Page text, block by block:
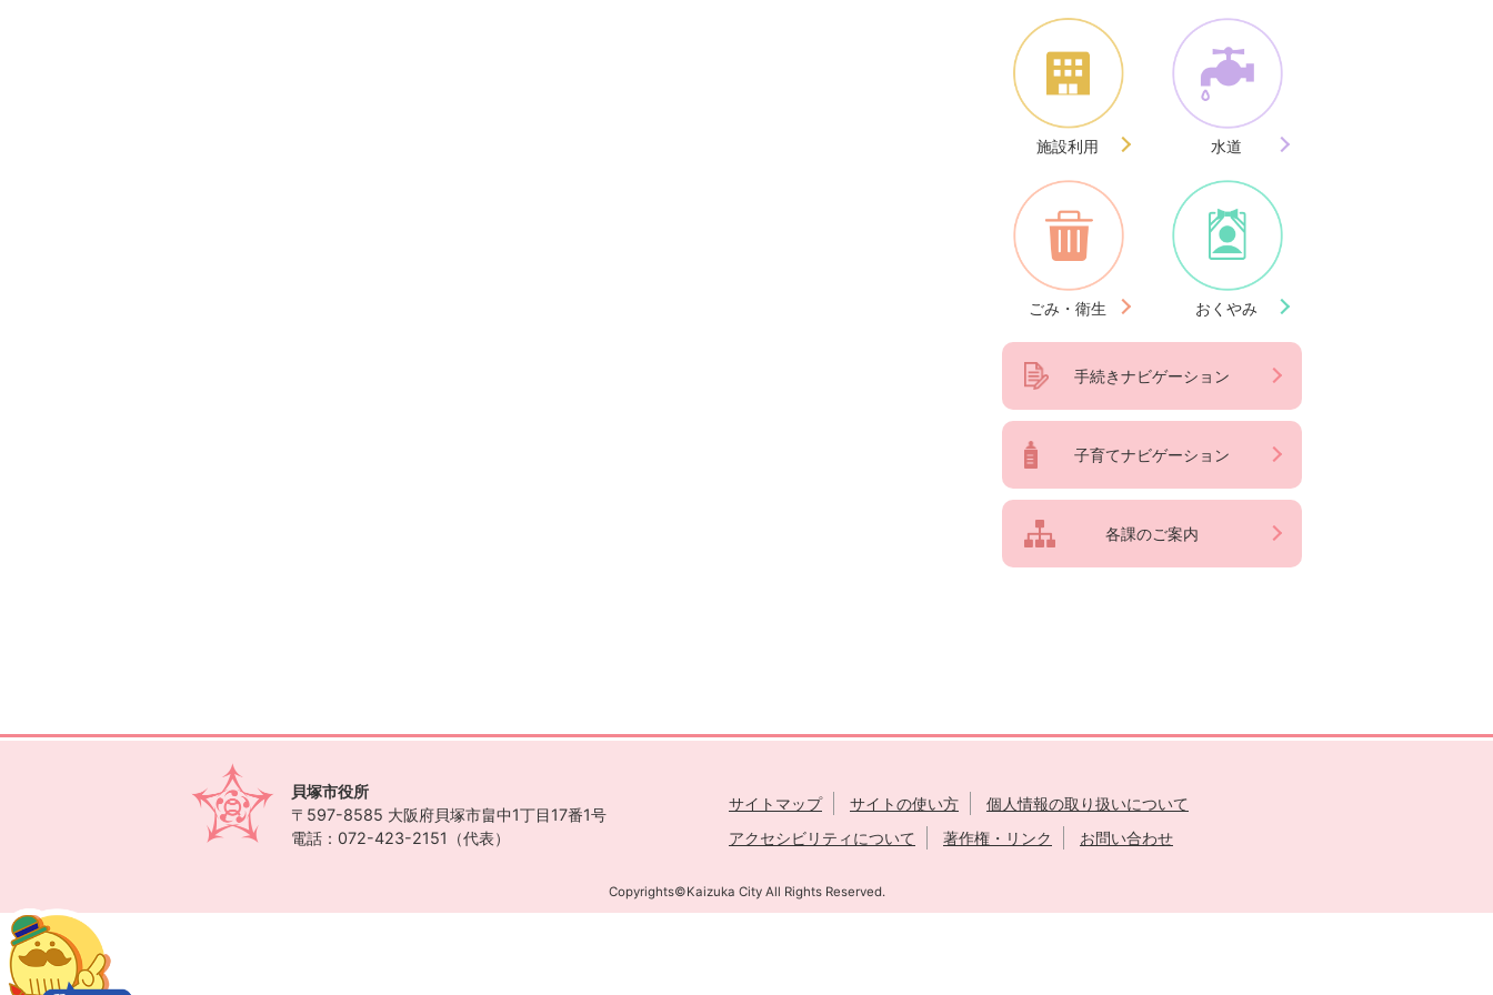
施設利用 水道
ごみ・衛生 おくやみ
手続きナビゲーション
子育てナビゲーション
各課のご案内
貝塚市役所
〒597-8585 大阪府貝塚市畠中1丁目17番1号
電話：072-423-2151（代表）
サイトマップ サイトの使い方
個人情報の取り扱いについて
アクセシビリティについて
著作権・リンク お問い合わせ
Copyrights©Kaizuka City All Rights Reserved.